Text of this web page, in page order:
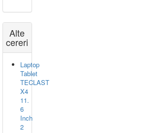
Alte
cereri
Laptop
Tablet
TECLAST
X4
11.
6
Inch
2